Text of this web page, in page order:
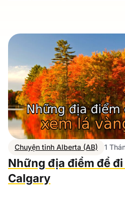
Chuyện tỉnh Alberta (AB) 1
Những địa điểm để
Calgary